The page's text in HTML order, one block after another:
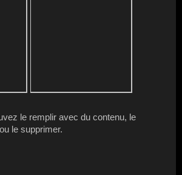
le remplir avec du contenu, le
le supprimer.